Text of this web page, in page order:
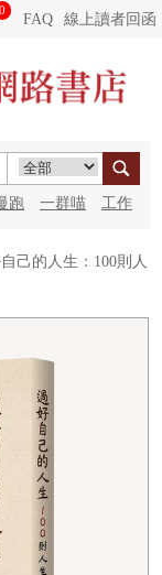
0
FAQ 線上讀者回函
跑 一群喵 工作
己的人生：100則人